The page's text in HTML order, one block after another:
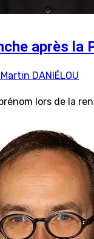
après la
DANIÉLOU
lors de la